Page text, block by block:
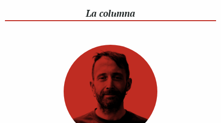
La columna